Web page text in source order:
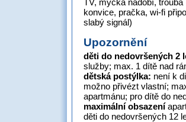
TV, myčka nádobí,
konvice, pračka, wi-fi
slabý signál)
Upozornění
děti do nedovršených 2
služby; max. 1 dítě nad
dětská postýlka: není k
možno přivézt vlastní;
apartmánu; pro dítě do
maximální obsazení
děti do nedovršených 12